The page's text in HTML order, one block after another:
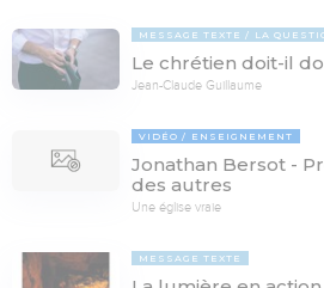
MESSAGE TEXTE LA
Le chrétien doit-il
Jean-Claude Guillaume
VIDÉO ENSEIGNEMENT
Jonathan Bersot -
des autres
Une église vraie
MESSAGE TEXTE